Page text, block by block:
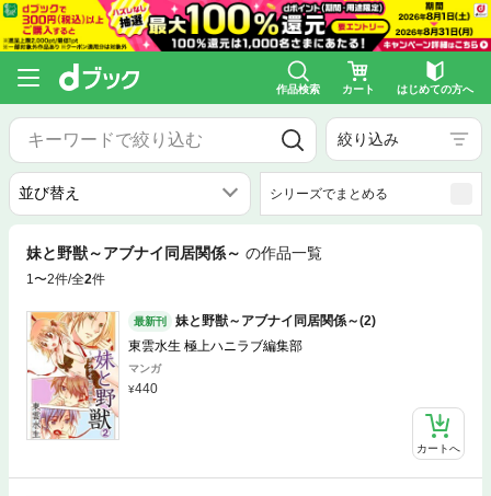
作品検索 カート はじめての方へ
絞り込み
シリーズでまとめる
妹と野獣～アブナイ同居関係～ の作品一覧
1〜2件/全2件
最新刊
妹と野獣～アブナイ同居関係～(2)
東雲水生 極上ハニラブ編集部
マンガ
440
カートへ